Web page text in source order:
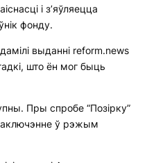
і з’яўляецца
фонду.
выданні reform.news
што ён мог быць
Пры спробе “Позірку”
ў рэжым